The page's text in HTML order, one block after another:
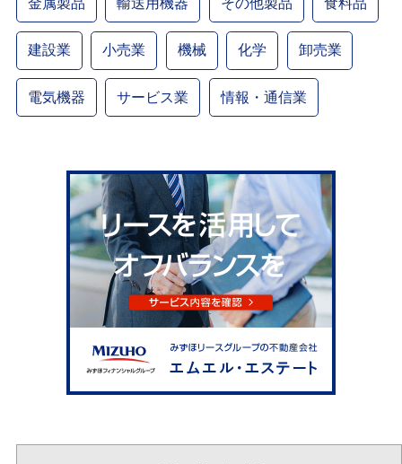
建設業 小売業 機械 化学 卸売業
電気機器 サービス業 情報・通信業